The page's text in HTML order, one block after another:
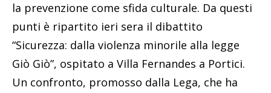
la prevenzione come sfida culturale. Da questi
punti è ripartito ieri sera il dibattito
“Sicurezza: dalla violenza minorile alla legge
Giò Giò”, ospitato a Villa Fernandes a Portici.
Un confronto, promosso dalla Lega, che ha